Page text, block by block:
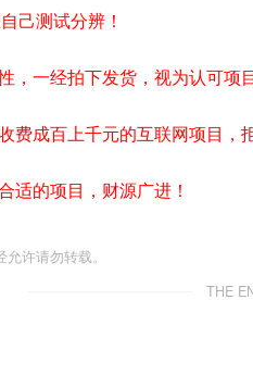
己测试分辨！
，一经拍下发货，视为认可项
费成百上千元的互联网项目，
适的项目，财源广进！
许请勿转载。
THE